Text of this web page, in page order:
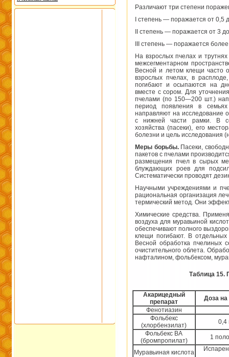
Различают три степени
I степень — поражается от 0,5
II степень — поражается от 3
III степень — поражается
На взрослых пчелах и
межсегментарном
Весной и летом клещи часто
взрослых пчелах, в
погибают и осыпаются на
вместе с сором. Для
пчелами (по 150—200 шт.)
период появления в
направляют на исследование
с нижней части рамки. В
хозяйства (пасеки), его
болезни и цель исследования
Меры борьбы.Пасеки,
пакетов с пчелами
размещения пчел в сырых
блуждающих роев для
Систематически проводят
Научными учреждениями и
рациональная организация
термический метод. Они
Химические средства.
воздуха для муравьиной
обеспечивают полного
клещи погибают. В отдельных
Весной обработка пчелиных
очистительного облета.
нафталином, фольбексом,
Таблица 15.
Акарицедный
препарат
Доза на
Фенотиазин
Фольбекс
(хлорбензилат)
0,4
Фольбекс ВА
(бромпропилат)
1
Муравьиная кислота